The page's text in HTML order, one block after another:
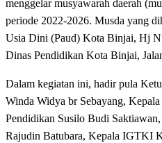
menggelar musyawarah daerah
periode 2022-2026. Musda yang
Usia Dini (Paud) Kota Binjai, Hj
Dinas Pendidikan Kota Binjai,
Dalam kegiatan ini, hadir pula
Winda Widya br Sebayang,
Pendidikan Susilo Budi
Rajudin Batubara, Kepala IGTKI